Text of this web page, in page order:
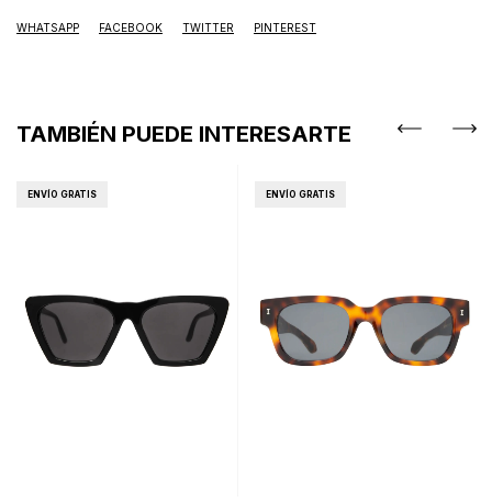
WHATSAPP FACEBOOK TWITTER PINTEREST
TAMBIÉN PUEDE INTERESARTE
ENVÍO GRATIS ENVÍO GRATIS